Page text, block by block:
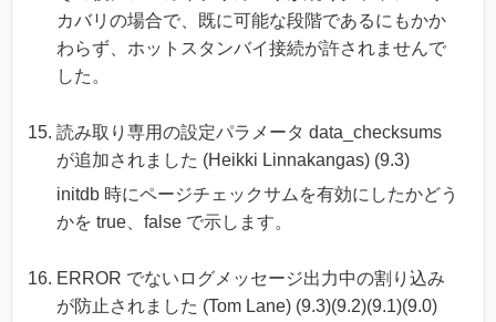
カバリの場合で、既に可能な段階であるにもかか
わらず、ホットスタンバイ接続が許されませんで
した。
読み取り専用の設定パラメータ data_checksums
が追加されました (Heikki Linnakangas) (9.3)
initdb 時にページチェックサムを有効にしたかどう
かを true、false で示します。
ERROR でないログメッセージ出力中の割り込み
が防止されました (Tom Lane) (9.3)(9.2)(9.1)(9.0)